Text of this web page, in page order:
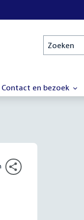
Zoeken
Contact en bezoek